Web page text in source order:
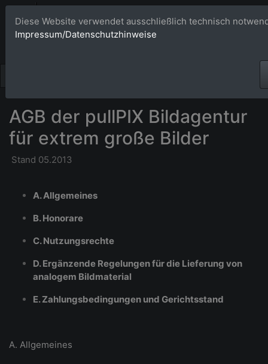
Bildagentur
AGB der pullPIX Bildagentur
für extrem große Bilder
Stand 05.2013
A. Allgemeines
B. Honorare
C. Nutzungsrechte
D. Ergänzende Regelungen für die Lieferung von
analogem Bildmaterial
E. Zahlungsbedingungen und Gerichtsstand
A. Allgemeines
Diese Website verwendet ausschließlich technisch
Impressum/Datenschutzhinweise